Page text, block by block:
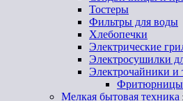
Тостеры
Фильтры для воды
Хлебопечки
Электрические
Электросушилки
Электрочайники и
Фритюрницы
Мелкая бытовая техника